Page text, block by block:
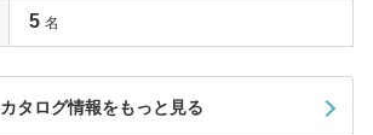
5 名
カタログ情報をもっと見る